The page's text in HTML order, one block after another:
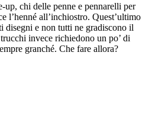
up, chi delle penne e pennarelli per
l’henné all’inchiostro. Quest’ultimo
disegni e non tutti ne gradiscono il
invece richiedono un po’ di
granché. Che fare allora?